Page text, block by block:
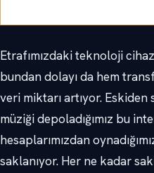
Etrafımızdaki teknoloji
bundan dolayı da hem
veri miktarı artıyor.
müziği depoladığımız bu
hesaplarımızdan
saklanıyor. Her ne kadar